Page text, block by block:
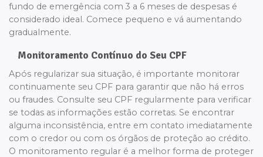
fundo de emergência com 3 a 6 meses de despesas é
considerado ideal. Comece pequeno e vá aumentando
gradualmente.
Monitoramento Contínuo do Seu CPF
Após regularizar sua situação, é importante monitorar
continuamente seu CPF para garantir que não há erros
ou fraudes. Consulte seu CPF regularmente para verificar
se todas as informações estão corretas. Se encontrar
alguma inconsistência, entre em contato imediatamente
com o credor ou com os órgãos de proteção ao crédito.
O monitoramento regular é a melhor forma de proteger